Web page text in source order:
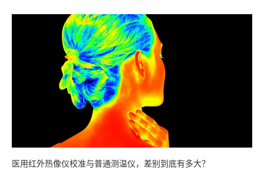
医用红外热像仪校准与普通测温仪，差别到底有多大？